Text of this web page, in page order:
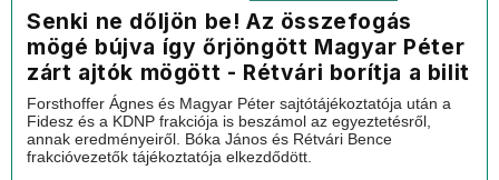
Senki ne dőljön be! Az összefogás
mögé bújva így őrjöngött Magyar Péter
zárt ajtók mögött - Rétvári borítja a bilit
Forsthoffer Ágnes és Magyar Péter sajtótájékoztatója után a
Fidesz és a KDNP frakciója is beszámol az egyeztetésről,
annak eredményeiről. Bóka János és Rétvári Bence
frakcióvezetők tájékoztatója elkezdődött.